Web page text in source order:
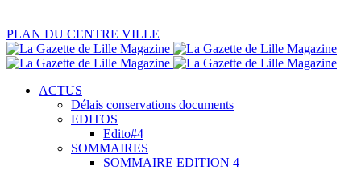
PLAN DU CENTRE VILLE
ACTUS
Délais conservations documents
EDITOS
Edito#4
SOMMAIRES
SOMMAIRE EDITION 4